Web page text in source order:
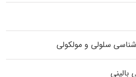
سلولی و مولکولی
بالینی